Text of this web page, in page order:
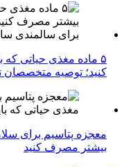
۵ ماده مغذی حیاتی
کنید؛ توصیه متخصصان
معجزه پتاسیم برای
بیشتر مصرف کنید